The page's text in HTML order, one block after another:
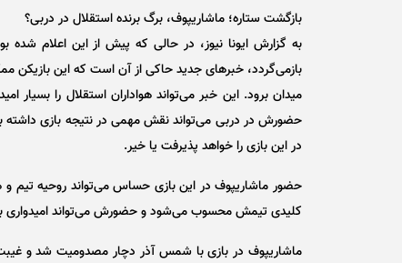
بازگشت ستاره؛ ماشاریپوف، برگ برنده استقلال در دربی؟
به گزارش ایونا نیوز، در حالی که پیش از این اعلام
بازمی‌گردد، خبر‌های جدید حاکی از آن است که این بازیکن
میدان برود. این خبر می‌تواند هواداران استقلال را بسیار
حضورش در دربی می‌تواند نقش مهمی در نتیجه بازی
در این بازی را خواهد پذیرفت یا خیر.
حضور ماشاریپوف در این بازی حساس می‌تواند روحیه تیم و
کلیدی تیمش محسوب می‌شود و حضورش می‌تواند امیدواری
ماشاریپوف در بازی با شمس آذر دچار مصدومیت شد و غیبت